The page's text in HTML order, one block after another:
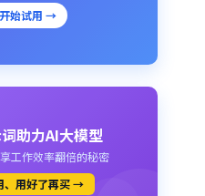
始试用 →
助力AI大模型
工作效率翻倍的秘密
、用好了再买 →